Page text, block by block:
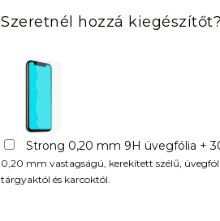
was:
5990 Ft.
is:
4490 Ft.
Szeretnél hozzá kiegészítőt?
Strong 0,20 mm 9H üvegfólia +
0,20 mm vastagságú, kerekített szélű,
tárgyaktól és karcoktól.